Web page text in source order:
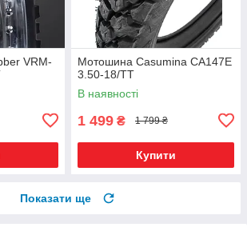
VRM-
Мотошина Casumina CA147E
3.50-18/TT
В наявності
1 499 ₴ 1 799 ₴
Купити
Показати ще